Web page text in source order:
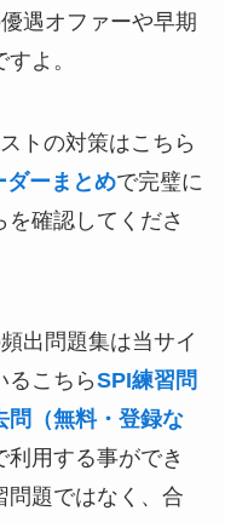
遇オファーや早期
よ。
トの対策はこちら
ダーまとめで完璧に
確認してくださ
出問題集は当サイ
るこちらSPI練習問
問（無料・登録な
用する事ができ
問題ではなく、合